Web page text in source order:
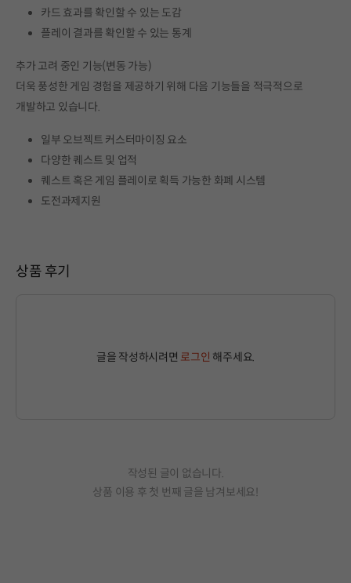
카드 효과를 확인할 수 있는 도감
플레이 결과를 확인할 수 있는 통계
추가 고려 중인 기능(변동 가능)
더욱 풍성한 게임 경험을 제공하기 위해 다음 기능들을 적극적으로
개발하고 있습니다.
일부 오브젝트 커스터마이징 요소
다양한 퀘스트 및 업적
퀘스트 혹은 게임 플레이로 획득 가능한 화폐 시스템
도전과제지원
상품 후기
글을 작성하시려면 로그인 해주세요.
작성된 글이 없습니다.
상품 이용 후 첫 번째 글을 남겨보세요!